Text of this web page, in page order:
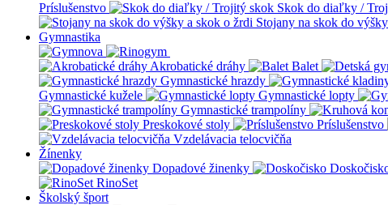
Príslušenstvo
Skok do diaľky /
Stojany na skok do
Gymnastika
Akrobatické dráhy Balet
Gymnastické hrazdy
Gymnastické kužele
Gymnastické lopty
Gymnastické trampolíny
Preskokové stoly
Príslušenstvo
Vzdelávacia telocvičňa
Žínenky
Dopadové žinenky
RinoSet
Školský šport